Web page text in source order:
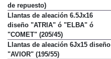
de repuesto)
Llantas de aleación 6.5Jx16
diseño "ATRIA" ó "ELBA" ó
"COMET" (205/45)
Llantas de aleación 6Jx15 diseño
"AVIOR" (195/55)